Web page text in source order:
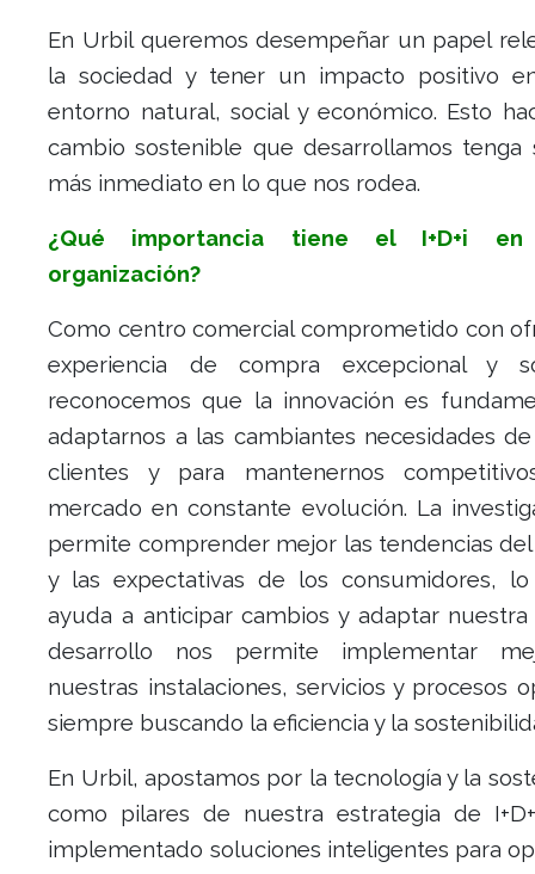
En Urbil queremos desempeñar un papel
la sociedad y tener un impacto positivo
entorno natural, social y económico. Esto
cambio sostenible que desarrollamos tenga
más inmediato en lo que nos rodea.
¿Qué importancia tiene el I+D+i en
organización?
Como centro comercial comprometido con
experiencia de compra excepcional y
reconocemos que la innovación es
adaptarnos a las cambiantes necesidades
clientes y para mantenernos
mercado en constante evolución. La
permite comprender mejor las tendencias
y las expectativas de los consumidores,
ayuda a anticipar cambios y adaptar nuestra
desarrollo nos permite implementar
nuestras instalaciones, servicios y procesos
siempre buscando la eficiencia y la
En Urbil, apostamos por la tecnología y la
como pilares de nuestra estrategia de
implementado soluciones inteligentes para